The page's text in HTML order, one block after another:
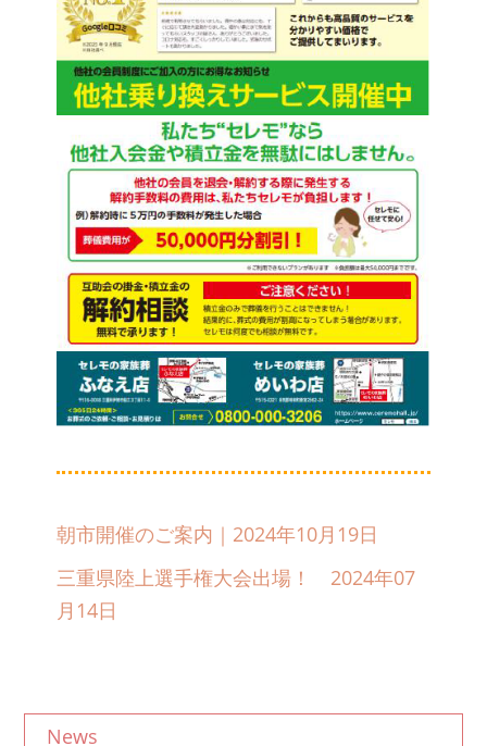
朝市開催のご案内｜2024年10月19日
三重県陸上選手権大会出場！ 2024年07
月14日
News